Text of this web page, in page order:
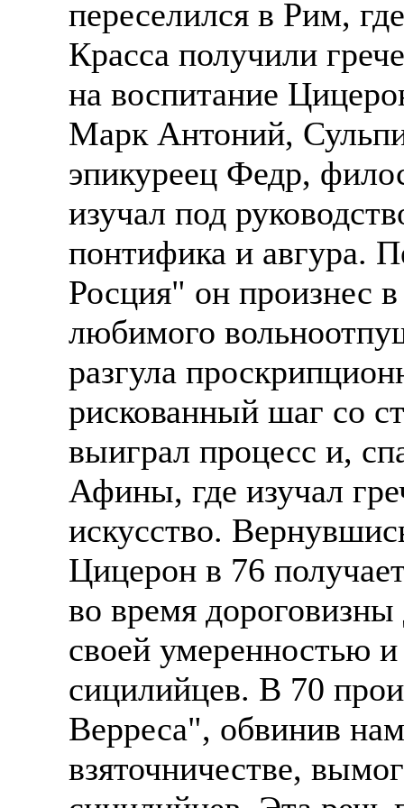
Жилье
Премии. Официальное
часов. 5-6 дневная
ПРОЦЕСС
оформление
работодателя >
прохождение границы,
подобранной заранее
предприятие и место
Лицензия по
ВОЗМОЖНО
ИЗ ЛЮБОГО
Также смотрите
отправке в другие
А также
рабочий,
стикеровщик.
# работа за границей
# работа за рубежом
# трудоустройство за
# трудоустройство за
Подписывать
клиентов, как выгодно
В ходе консультации
доп. услуги
банка на телефон), за
плату.
Пожалуйста, НЕ
Опыт не нужен, но
позициях: менеджер,
представитель,
курьер, курьер
продажам.
В таких банках, как
Промсвязьбанк,
А также в компаниях:
СДЭК, ПЭК и т.д.
В направлениях: без
консультирование,
переселился в Рим,
Красса получили
на воспитание
Марк Антоний,
эпикуреец Федр,
изучал под
понтифика и авгура.
Росция" он произнес
любимого
разгула
рискованный шаг со
выиграл процесс и,
Афины, где изучал
искусство.
Цицерон в 76
во время
своей умеренностью
сицилийцев. В 70
Верреса", обвинив
взяточничестве,